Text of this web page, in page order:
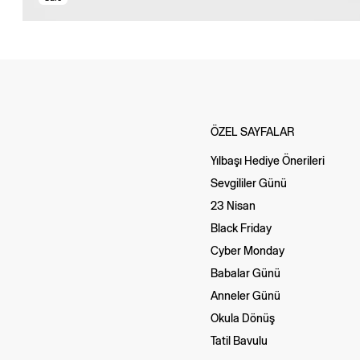
ÖZEL SAYFALAR
Yılbaşı Hediye Önerileri
Sevgililer Günü
23 Nisan
Black Friday
Cyber Monday
Babalar Günü
Anneler Günü
Okula Dönüş
Tatil Bavulu